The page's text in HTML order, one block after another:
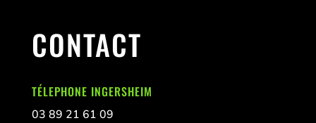
CONTACT
TÉLEPHONE INGERSHEIM
03 89 21 61 09